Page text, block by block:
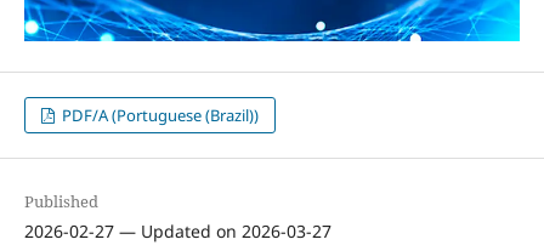
PDF/A (Portuguese (Brazil))
Published
2026-02-27 — Updated on 2026-03-27